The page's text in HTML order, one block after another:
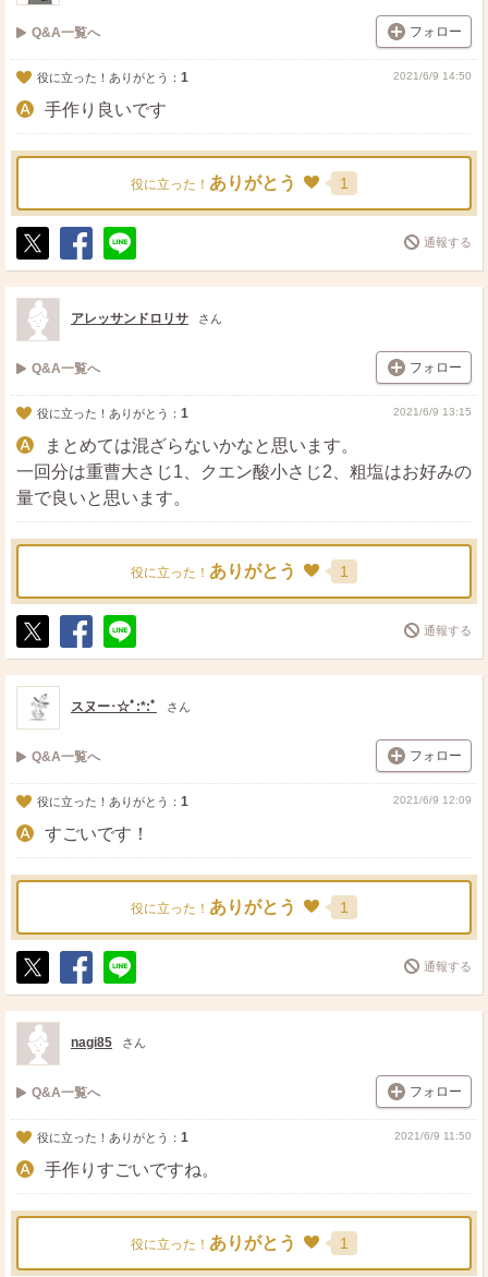
Q&A一覧へ フォロー
役に立った！ありがとう： 1 2021/6/9 14:50
手作り良いです
役に立った！ ありがとう 1
ポ
ス
ト
シ
ェ
送
る
通報する
アレッサンドロリサ さん
Q&A一覧へ フォロー
役に立った！ありがとう： 1 2021/6/9 13:15
まとめては混ざらないかなと思います。
一回分は重曹大さじ1、クエン酸小さじ2、粗塩はお好みの
量で良いと思います。
役に立った！ ありがとう 1
ポ
ス
ト
シ
ェ
送
る
通報する
スヌー･☆ﾟ:*:ﾟ さん
Q&A一覧へ フォロー
役に立った！ありがとう： 1 2021/6/9 12:09
すごいです！
役に立った！ ありがとう 1
ポ
ス
ト
シ
ェ
送
る
通報する
nagi85 さん
Q&A一覧へ フォロー
役に立った！ありがとう： 1 2021/6/9 11:50
手作りすごいですね。
役に立った！ ありがとう 1